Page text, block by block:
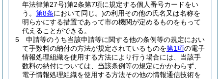
年法律第27号)第2条第7項に規定する個人番号カードをい
う。 第8条において同じ。)の利用その他の氏名又は名称を
明らかにする措置であって市の機関が定めるものをもって
代えることができる。
5
申請等のうち当該申請等に関する他の条例等の規定におい
て手数料の納付の方法が規定されているものを第1項の電子
情報処理組織を使用する方法により行う場合には、当該手
数料の納付については、当該条例等の規定にかかわらず、
電子情報処理組織を使用する方法その他の情報通信技術を